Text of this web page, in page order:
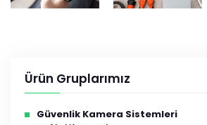
Ürün Gruplarımız
Güvenlik Kamera Sistemleri